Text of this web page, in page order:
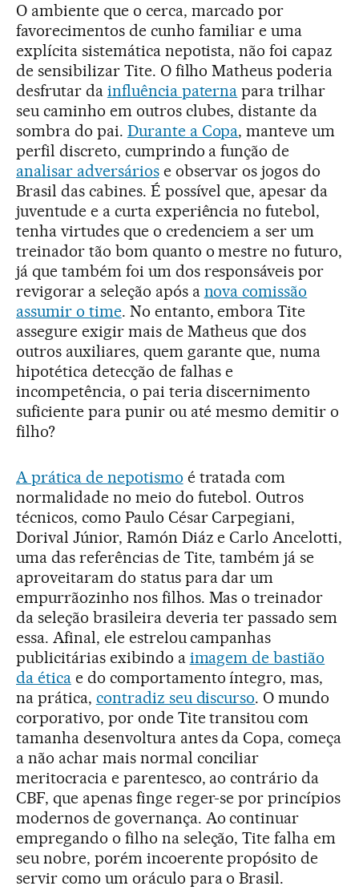
O ambiente que o cerca, marcado por
favorecimentos de cunho familiar e uma
explícita sistemática nepotista, não foi capaz
de sensibilizar Tite. O filho Matheus poderia
desfrutar da influência paterna para trilhar
seu caminho em outros clubes, distante da
sombra do pai. Durante a Copa, manteve um
perfil discreto, cumprindo a função de
analisar adversáriose observar os jogos do
Brasil das cabines. É possível que, apesar da
juventude e a curta experiência no futebol,
tenha virtudes que o credenciem a ser um
treinador tão bom quanto o mestre no futuro,
já que também foi um dos responsáveis por
revigorar a seleção após a nova comissão
assumir o time. No entanto, embora Tite
assegure exigir mais de Matheus que dos
outros auxiliares, quem garante que, numa
hipotética detecção de falhas e
incompetência, o pai teria discernimento
suficiente para punir ou até mesmo demitir o
filho?
A prática de nepotismo é tratada com
normalidade no meio do futebol. Outros
técnicos, como Paulo César Carpegiani,
Dorival Júnior, Ramón Diáz e Carlo Ancelotti,
uma das referências de Tite, também já se
aproveitaram do status para dar um
empurrãozinho nos filhos. Mas o treinador
da seleção brasileira deveria ter passado sem
essa. Afinal, ele estrelou campanhas
publicitárias exibindo a imagem de bastião
da éticae do comportamento íntegro, mas,
na prática, contradiz seu discurso. O mundo
corporativo, por onde Tite transitou com
tamanha desenvoltura antes da Copa, começa
a não achar mais normal conciliar
meritocracia e parentesco, ao contrário da
CBF, que apenas finge reger-se por princípios
modernos de governança. Ao continuar
empregando o filho na seleção, Tite falha em
seu nobre, porém incoerente propósito de
servir como um oráculo para o Brasil.